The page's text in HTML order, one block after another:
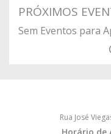
PRÓXIMOS
Sem Eventos para
Rua José